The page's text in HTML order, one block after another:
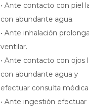
• Ante contacto con piel
con abundante agua.
• Ante inhalación
ventilar.
• Ante contacto con ojos
con abundante agua y
efectuar consulta médica.
• Ante ingestión efectuar